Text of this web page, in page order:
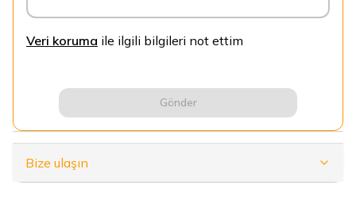
Veri koruma ile ilgili bilgileri not ettim
Gönder
Bize ulaşın